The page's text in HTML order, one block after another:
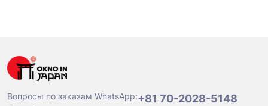
Вопросы по заказам WhatsApp:+81 70-2028-5148